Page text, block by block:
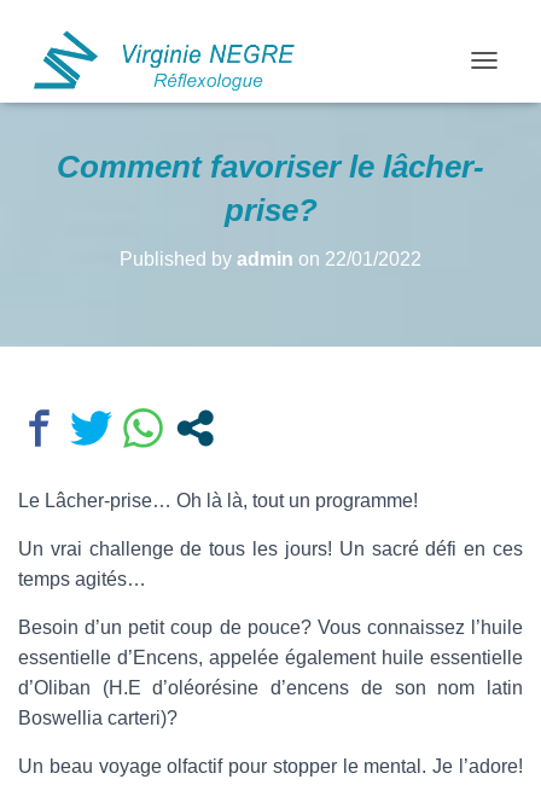
Comment favoriser le lâcher-
prise?
Published by admin on 22/01/2022
Le Lâcher-prise… Oh là là, tout un programme!
Un vrai challenge de tous les jours! Un sacré défi en ces
temps agités…
Besoin d’un petit coup de pouce? Vous connaissez l’huile
essentielle d’Encens, appelée également huile essentielle
d’Oliban (H.E d’oléorésine d’encens de son nom latin
Boswellia carteri)?
Un beau voyage olfactif pour stopper le mental. Je l’adore!